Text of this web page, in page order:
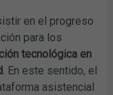
en el progreso
para los
tecnológica en
. En este sentido, el
asistencial